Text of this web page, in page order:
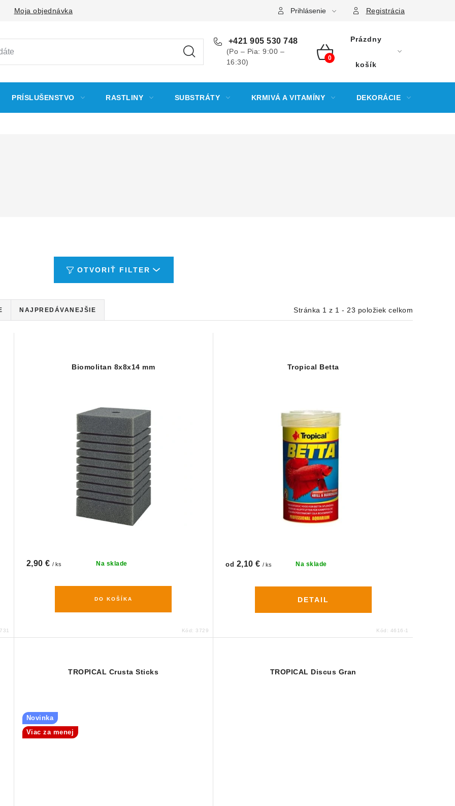
Moja objednávka Prihlásenie Registrácia
+421 905 530 748
(Po – Pia: 9:00 –
16:30)
NÁKUPNÝ
Prázdny
košík
PRÍSLUŠENSTVO RASTLINY SUBSTRÁTY KRMIVÁ A VITAMÍNY DEKORÁCIE
OTVORIŤ FILTER
Stránka 1 z 1 - 23 položiek celkom
NAJPREDÁVANEJŠIE
Biomolitan 8x8x14 mm
Na sklade
2,90 €/ ks
DO KOŠÍKA
Kód: 3729
Tropical Betta
Na sklade
od 2,10 €/ ks
DETAIL
Kód: 4616-1
TROPICAL Crusta Sticks
Novinka
Viac za menej
TROPICAL Discus Gran